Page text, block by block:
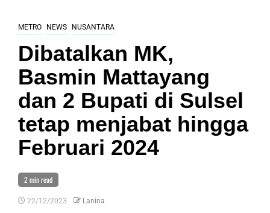
METRO NEWS NUSANTARA
Dibatalkan MK,
Basmin Mattayang
dan 2 Bupati di Sulsel
tetap menjabat hingga
Februari 2024
2 min read
22/12/2023 Lanina